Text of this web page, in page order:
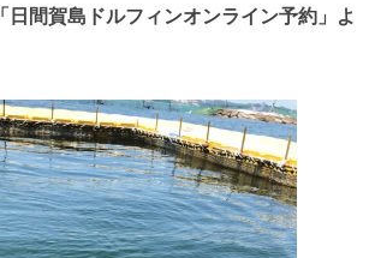
「日間賀島ドルフィンオンライン予約」よ